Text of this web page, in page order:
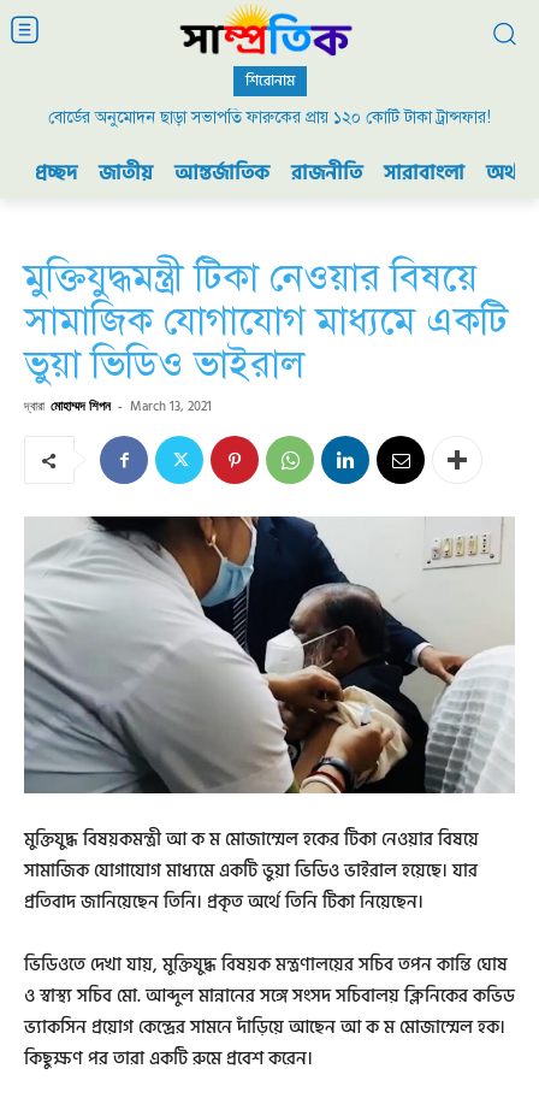
শিরোনাম
বোর্ডের অনুমোদন ছাড়া সভাপতি ফারুকের প্রায় ১২০ কোটি টাকা ট্রান্সফার!
প্রচ্ছদ জাতীয় আন্তর্জাতিক রাজনীতি সারাবাংলা
মুক্তিযুদ্ধমন্ত্রী টিকা নেওয়ার বিষয়ে
সামাজিক যোগাযোগ মাধ্যমে একটি
ভুয়া ভিডিও ভাইরাল
দ্বারা মোহাম্মদ শিপন - March 13, 2021
মুক্তিযুদ্ধ বিষয়কমন্ত্রী আ ক ম মোজাম্মেল হকের টিকা নেওয়ার বিষয়ে
সামাজিক যোগাযোগ মাধ্যমে একটি ভুয়া ভিডিও ভাইরাল হয়েছে। যার
প্রতিবাদ জানিয়েছেন তিনি। প্রকৃত অর্থে তিনি টিকা নিয়েছেন।
ভিডিওতে দেখা যায়, মুক্তিযুদ্ধ বিষয়ক মন্ত্রণালয়ের সচিব তপন কান্তি ঘোষ
ও স্বাস্থ্য সচিব মো. আব্দুল মান্নানের সঙ্গে সংসদ সচিবালয় ক্লিনিকের কভিড
ভ্যাকসিন প্রয়োগ কেন্দ্রের সামনে দাঁড়িয়ে আছেন আ ক ম মোজাম্মেল হক।
কিছুক্ষণ পর তারা একটি রুমে প্রবেশ করেন।